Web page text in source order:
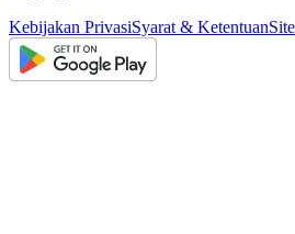
Kebijakan PrivasiSyarat & Ketentuan